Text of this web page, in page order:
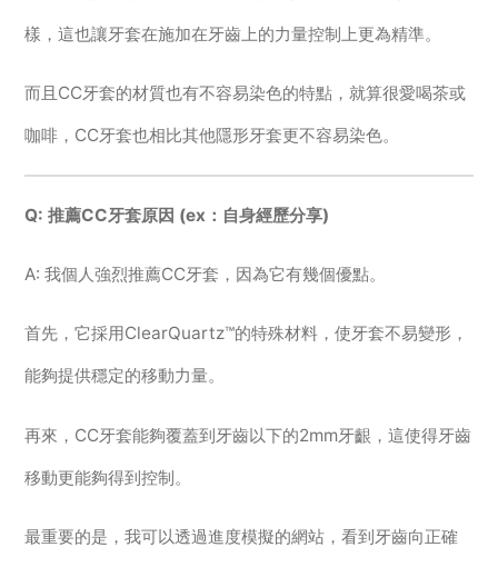
樣，這也讓牙套在施加在牙齒上的力量控制上更為精準。
而且CC牙套的材質也有不容易染色的特點，就算很愛喝茶或
咖啡，CC牙套也相比其他隱形牙套更不容易染色。
Q: 推薦CC牙套原因 (ex：自身經歷分享)
A: 我個人強烈推薦CC牙套，因為它有幾個優點。
首先，它採用ClearQuartz™的特殊材料，使牙套不易變形，
能夠提供穩定的移動力量。
再來，CC牙套能夠覆蓋到牙齒以下的2mm牙齦，這使得牙齒
移動更能夠得到控制。
最重要的是，我可以透過進度模擬的網站，看到牙齒向正確